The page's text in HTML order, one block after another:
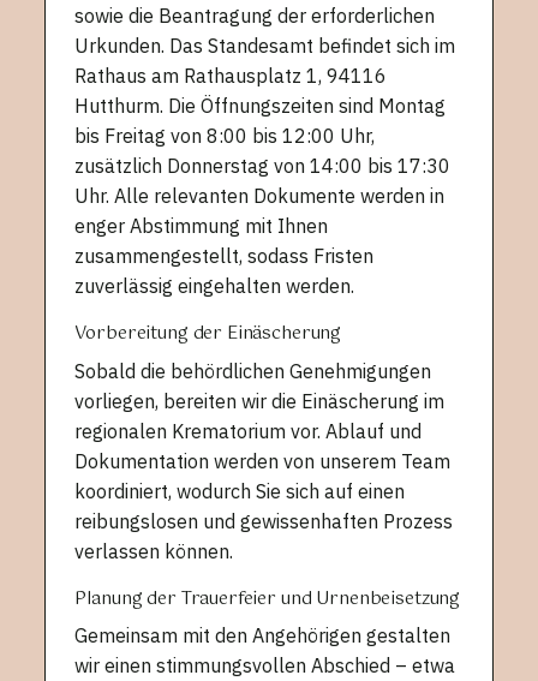
sowie die Beantragung der erforderlichen
Urkunden. Das Standesamt befindet sich im
Rathaus am Rathausplatz 1, 94116
Hutthurm. Die Öffnungszeiten sind Montag
bis Freitag von 8:00 bis 12:00 Uhr,
zusätzlich Donnerstag von 14:00 bis 17:30
Uhr. Alle relevanten Dokumente werden in
enger Abstimmung mit Ihnen
zusammengestellt, sodass Fristen
zuverlässig eingehalten werden.
Vorbereitung der Einäscherung
Sobald die behördlichen Genehmigungen
vorliegen, bereiten wir die Einäscherung im
regionalen Krematorium vor. Ablauf und
Dokumentation werden von unserem Team
koordiniert, wodurch Sie sich auf einen
reibungslosen und gewissenhaften Prozess
verlassen können.
Planung der Trauerfeier und Urnenbeisetzung
Gemeinsam mit den Angehörigen gestalten
wir einen stimmungsvollen Abschied – etwa